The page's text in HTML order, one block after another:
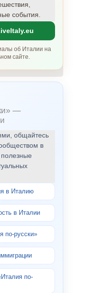
события.
об Италии на
сайте.
—
общайтесь
в
в Италию
в Италии
по-русски»
по-